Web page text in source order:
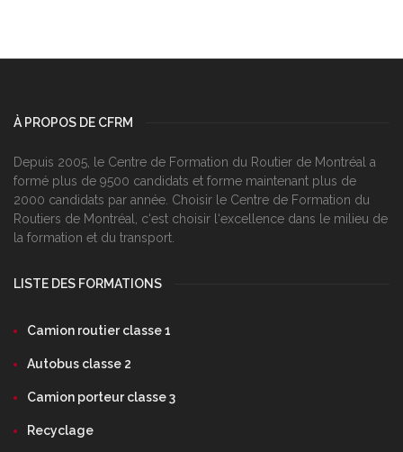
À PROPOS DE CFRM
Depuis 2005, le Centre de Formation du Routier de Montréal a
formé plus de 9500 candidats et forme maintenant plus de
2000 candidats par année. Choisir le Centre de Formation du
Routiers de Montréal, c‘est choisir l‘excellence dans le milieu de
la formation et du transport.
LISTE DES FORMATIONS
Camion routier classe 1
Autobus classe 2
Camion porteur classe 3
Recyclage